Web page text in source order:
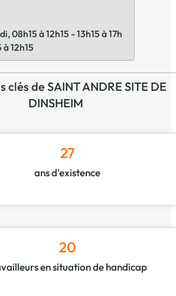
08h15 à 12h15 - 13h15 à 17h
12h15
clés de SAINT ANDRE SITE DE
DINSHEIM
27
ans d'existence
20
en situation de handicap